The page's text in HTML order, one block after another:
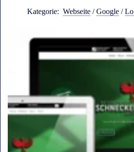
Kategorie: Webseite /Google /